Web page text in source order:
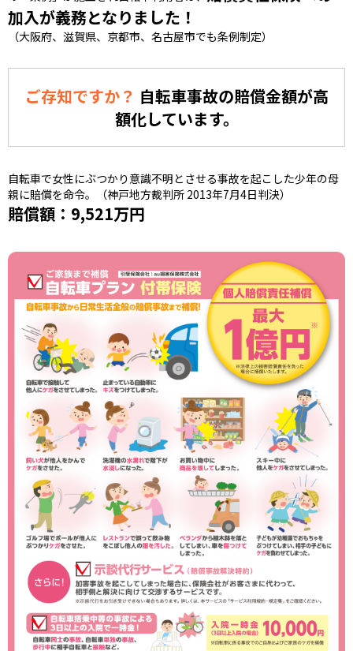
加入が義務となりました！
（大阪府、滋賀県、京都市、名古屋市でも条例制定）
ご存知ですか？ 自転車事故の賠償金額が高
額化しています。
自転車で女性にぶつかり意識不明とさせる事故を起こした少年の母
親に賠償を命令。（神戸地方裁判所 2013年7月4日判決）
賠償額：9,521万円